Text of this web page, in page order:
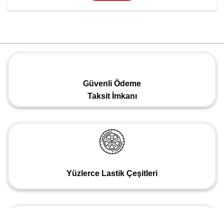
Güvenli Ödeme
Taksit İmkanı
Yüzlerce Lastik Çeşitleri